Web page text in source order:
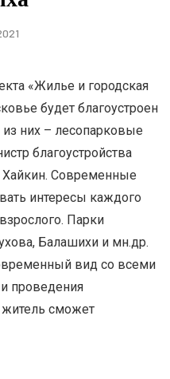
«Жилье и городская
будет благоустроен
них – лесопарковые
благоустройства
Современные
интересы каждого
Парки
Балашихи и мн.др.
вид со всеми
проведения
сможет